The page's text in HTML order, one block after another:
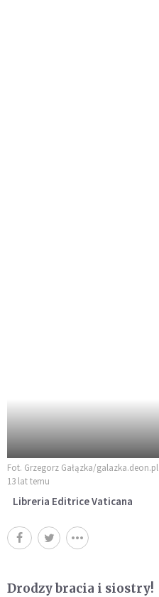
Fot. Grzegorz Gałązka/galazka.deon.pl
13 lat temu
Libreria Editrice Vaticana
Drodzy bracia i siostry!